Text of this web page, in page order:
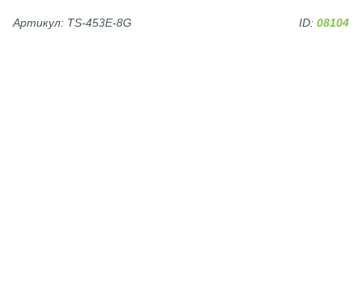
Артикул: TS-453E-8G ID: 08104